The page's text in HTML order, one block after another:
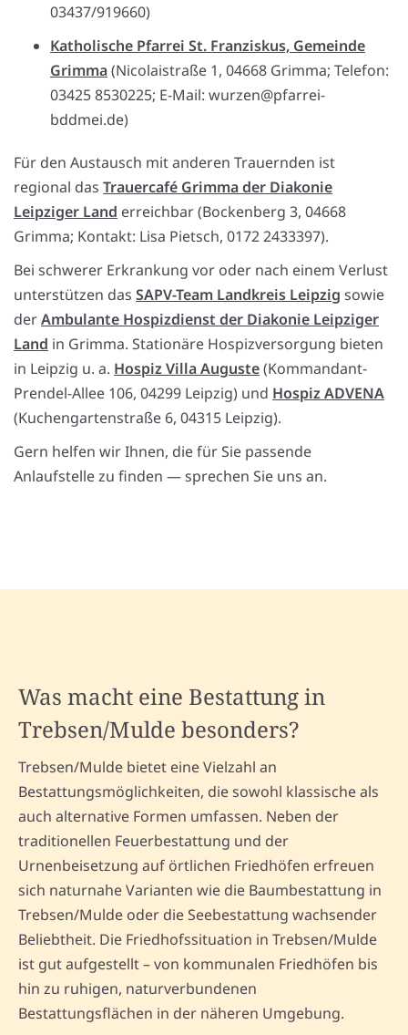
03437/919660)
Katholische Pfarrei St. Franziskus, Gemeinde
Grimma(Nicolaistraße 1, 04668 Grimma; Telefon:
03425 8530225; E-Mail: wurzen@pfarrei-
bddmei.de)
Für den Austausch mit anderen Trauernden ist
regional das Trauercafé Grimma der Diakonie
Leipziger Land erreichbar (Bockenberg 3, 04668
Grimma; Kontakt: Lisa Pietsch, 0172 2433397).
Bei schwerer Erkrankung vor oder nach einem Verlust
unterstützen das SAPV-Team Landkreis Leipzig sowie
derAmbulante Hospizdienst der Diakonie Leipziger
Land in Grimma. Stationäre Hospizversorgung bieten
in Leipzig u. a. Hospiz Villa Auguste(Kommandant-
Prendel-Allee 106, 04299 Leipzig) und Hospiz ADVENA
(Kuchengartenstraße 6, 04315 Leipzig).
Gern helfen wir Ihnen, die für Sie passende
Anlaufstelle zu finden — sprechen Sie uns an.
Was macht eine Bestattung in
Trebsen/Mulde besonders?
Trebsen/Mulde bietet eine Vielzahl an
Bestattungsmöglichkeiten, die sowohl klassische als
auch alternative Formen umfassen. Neben der
traditionellen Feuerbestattung und der
Urnenbeisetzung auf örtlichen Friedhöfen erfreuen
sich naturnahe Varianten wie die Baumbestattung in
Trebsen/Mulde oder die Seebestattung wachsender
Beliebtheit. Die Friedhofssituation in Trebsen/Mulde
ist gut aufgestellt – von kommunalen Friedhöfen bis
hin zu ruhigen, naturverbundenen
Bestattungsflächen in der näheren Umgebung.